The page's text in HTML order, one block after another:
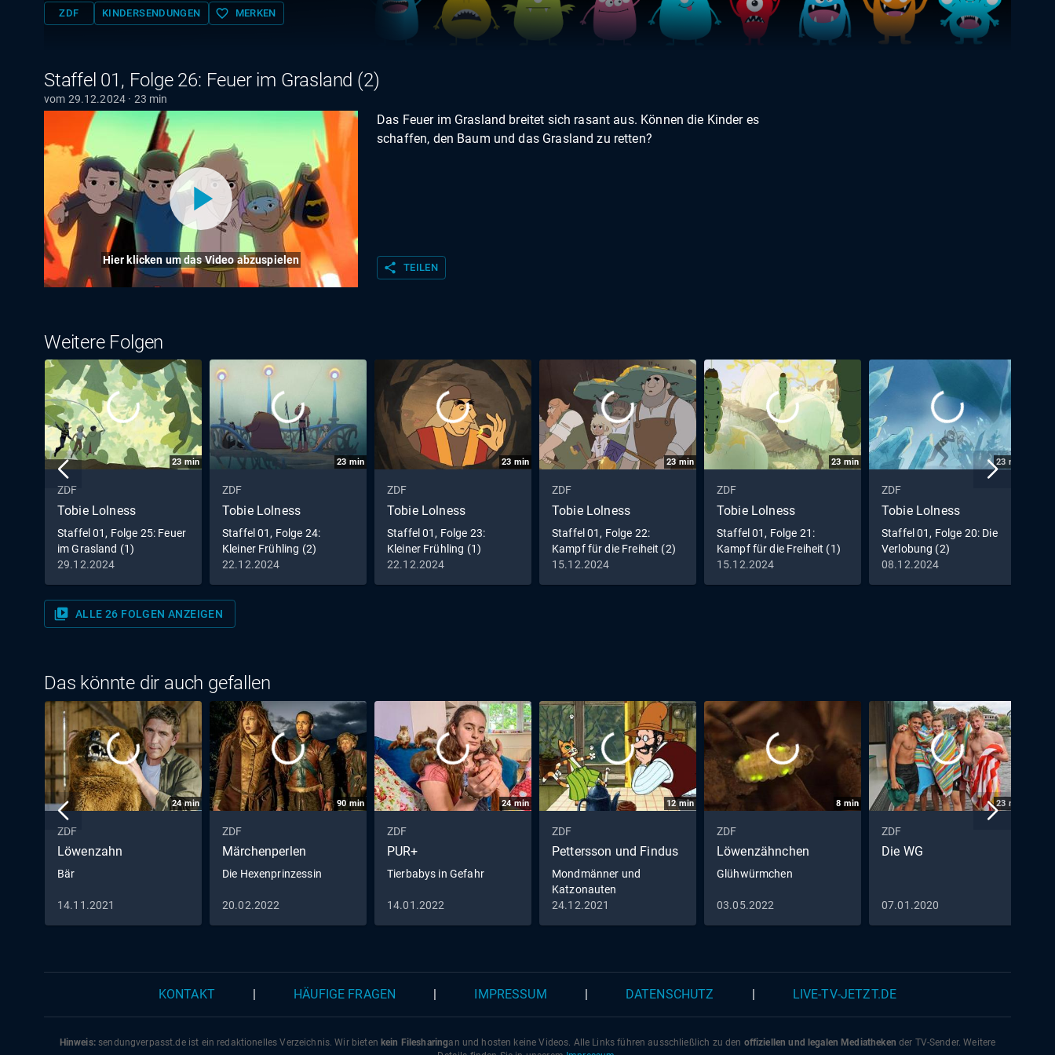
ZDF KINDERSENDUNGEN favorite_border MERKEN
Staffel 01, Folge 26: Feuer im Grasland (2)
vom 29.12.2024 · 23 min
Hier klicken um das Video abzuspielen
Das Feuer im Grasland breitet sich rasant aus. Können die Kinder es
schaffen, den Baum und das Grasland zu retten?
share TEILEN
Weitere Folgen
23 min
ZDF
Tobie Lolness
Staffel 01, Folge 25: Feuer
im Grasland (1)
29.12.2024
23 min
ZDF
Tobie Lolness
Staffel 01, Folge 24:
Kleiner Frühling (2)
22.12.2024
23 min
ZDF
Tobie Lolness
Staffel 01, Folge 23:
Kleiner Frühling (1)
22.12.2024
23min
ZDF
Tobie Lolness
Staffel 01, Folge 22:
Kampf für die Freiheit (2)
15.12.2024
23 min
ZDF
Tobie Lolness
Staffel 01, Folge 21:
Kampf für die Freiheit (1)
15.12.2024
23 min
ZDF
Tobie Lolness
Staffel 01, Folge 20: Die
Verlobung (2)
08.12.2024
video_library ALLE 26 FOLGEN ANZEIGEN
Das könnte dir auch gefallen
24min
ZDF
Löwenzahn
Bär
14.11.2021
90 min
ZDF
Märchenperlen
Die Hexenprinzessin
20.02.2022
24min
ZDF
PUR+
Tierbabys in Gefahr
14.01.2022
12min
ZDF
Pettersson und Findus
Mondmänner und
Katzonauten
24.12.2021
8 min
ZDF
Löwenzähnchen
Glühwürmchen
03.05.2022
23 min
ZDF
Die WG
07.01.2020
KONTAKT HÄUFIGE FRAGEN IMPRESSUM DATENSCHUTZ LIVE-TV-JETZT.DE
Hinweis:sendungverpasst.deist ein redaktionelles Verzeichnis. Wir bieten kein Filesharingan und hosten keine Videos. Alle Links führen ausschließlich zu den offiziellen und legalen Mediatheken der TV-Sender. Weitere